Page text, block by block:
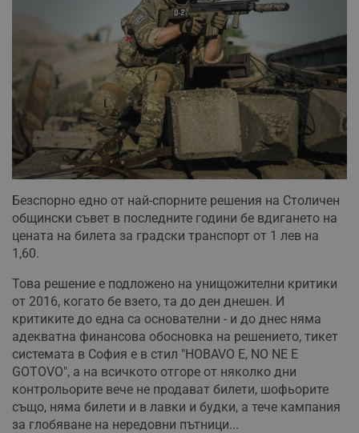
Безспорно едно от най-спорните решения на Столичен
общински съвет в последните години бе вдигането на
цената на билета за градски транспорт от 1 лев на
1,60.
Това решение е подложено на унищожителни критики
от 2016, когато бе взето, та до ден днешен. И
критиките до една са основателни - и до днес няма
адекватна финансова обосновка на решението, тикет
системата в София е в стил "HOBAVO E, NO NE E
GOTOVO", а на всичкото отгоре от няколко дни
контрольорите вече не продават билети, шофьорите
също, няма билети и в лавки и будки, а тече кампания
за глобяване на нередовни пътници...